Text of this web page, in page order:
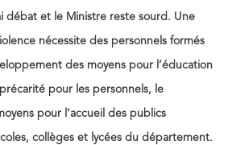
débat et le Ministre reste sourd. Une
nécessite des personnels formés
des moyens pour l’éducation
pour les personnels, le
pour l’accueil des publics
collèges et lycées du département.